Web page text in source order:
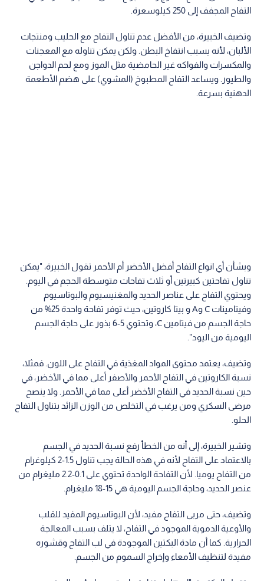
التفاح المجفف إلى 250 كيلوسعرة.
وتضيف الخبيرة، من الأفضل عدم تناول التفاح مع الحليب ومنتجات
الألبان، لأنه يسبب انتفاخ البطن. ولكن يمكن تناوله مع المعجنات
والمكسرات والفواكه غير الحامضية مثل الموز ومع لحم الدواجن
والطيور. ويساعد التفاح المطبوخ (المشوي) على هضم الأطعمة
الدهنية بسرعة.
وبشأن أي انواع التفاح أفضل الأخضر أم الأحمر تقول الخبيرة، "يمكن
تناول تفاحتين كبيرتين أو ثلاث تفاحات متوسطة الحجم في اليوم.
ويحتوي التفاح على عناصر الحديد والمغنيسيوم والبوتاسيوم
وفيتامينات С وА و بيتا كاروتين، حيث توفر تفاحة واحدة 25% من
حاجة الجسم من فيتامين С، وتحتوي 5-6 بذور على حاجة الجسم
اليومية من اليود".
وتضيف، يعتمد محتوى المواد المغذية في التفاح على اللون. فمثلا،
نسبة الكاروتين في التفاح الأحمر والأصفر أعلى مما في الأخضر، في
حين نسبة الحديد في التفاح الأخضر أعلى مما في الأحمر. ولا ينصح
مرضى السكري ومن يرغب في التخلص من الوزن الزائد بتناول التفاح
الحلو.
وتشير الخبيرة، إلى أنه من الخطأ رفع نسبة الحديد في الجسم
بالاعتماد على التفاح لأنه في هذه الحالة يجب تناول 1.5-2 كيلوغرام
من التفاح يوميا. لأن التفاحة الواحدة تحتوي على 0.1-2.2 مليغرام من
عنصر الحديد، وحاجة الجسم اليومية هي 15-18 مليغرام.
وتضيف، حتى مربى التفاح مفيد، لأن البوتاسيوم المفيد للقلب
والأوعية الدموية الموجود في التفاح، لا يتلف بسبب المعالجة
الحرارية. كما أن مادة البكتين الموجودة في لب التفاح وقشوره
مفيدة لتنظيف الأمعاء وإخراج السموم من الجسم.